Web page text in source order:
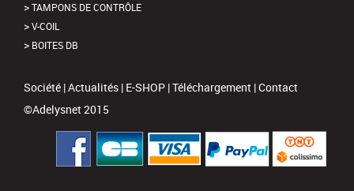
TAMPONS DE CONTRÔLE
V-COIL
BOITES DB
Société |Actualités | E-SHOP |Téléchargement |Contact
©Adelysnet 2015